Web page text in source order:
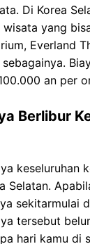
Di Korea
yang
Everland
an per
Berlibur
keseluruhan
Selatan.
sekitarmulai
tersebut
hari kamu di